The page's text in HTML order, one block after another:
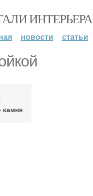
ИНТЕРЬЕРА
новости статьи
камня